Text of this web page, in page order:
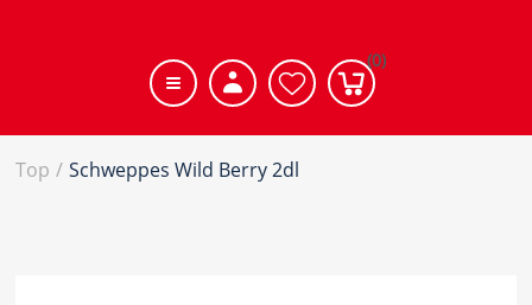
(0)
Top / Schweppes Wild Berry 2dl